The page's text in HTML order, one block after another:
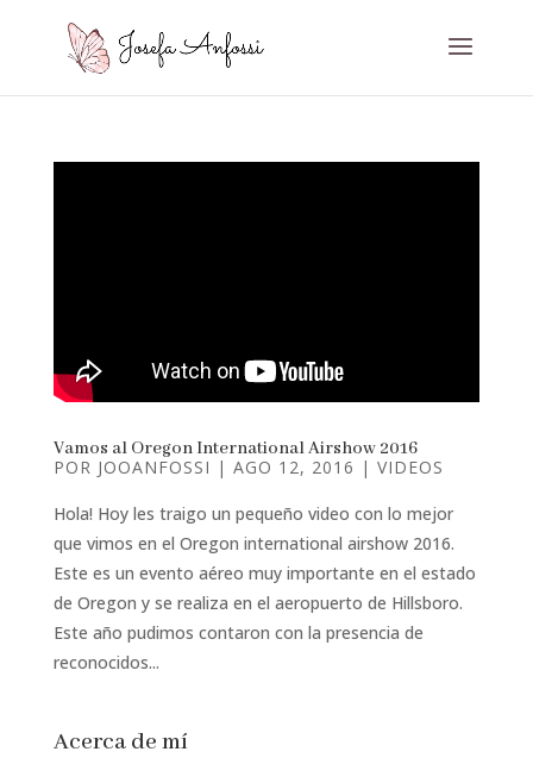
Vamos al Oregon International Airshow 2016
POR JOOANFOSSI | AGO 12, 2016 | VIDEOS
Hola! Hoy les traigo un pequeño video con lo mejor
que vimos en el Oregon international airshow 2016.
Este es un evento aéreo muy importante en el estado
de Oregon y se realiza en el aeropuerto de Hillsboro.
Este año pudimos contaron con la presencia de
reconocidos...
Acerca de mí